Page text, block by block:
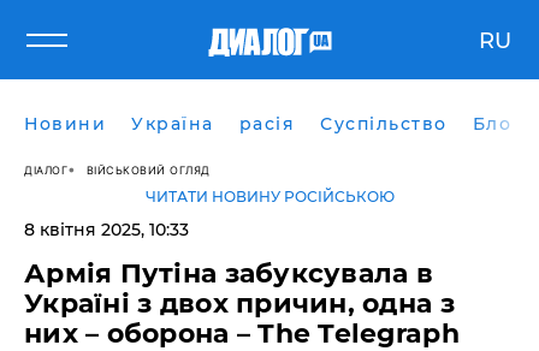
RU
Новини Україна расія Суспільство Блоги
ДІАЛОГ ВІЙСЬКОВИЙ ОГЛЯД
ЧИТАТИ НОВИНУ РОСІЙСЬКОЮ
8 квітня 2025, 10:33
Армія Путіна забуксувала в
Україні з двох причин, одна з
них – оборона – The Telegraph